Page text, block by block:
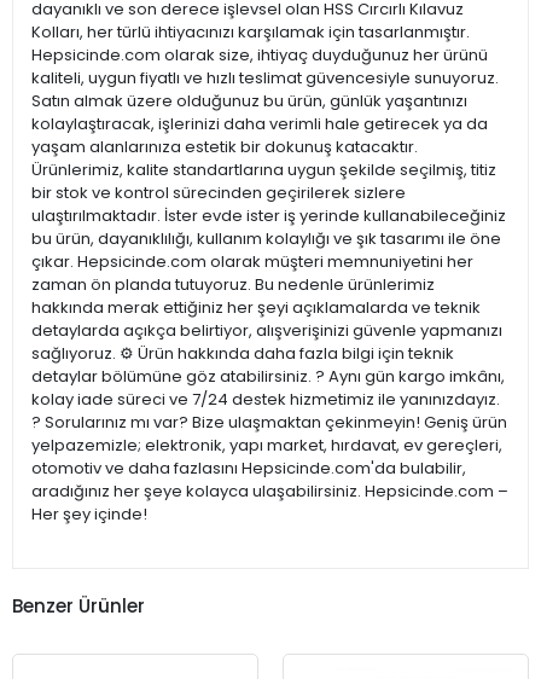
dayanıklı ve son derece işlevsel olan HSS Cırcırlı Kılavuz
Kolları, her türlü ihtiyacınızı karşılamak için tasarlanmıştır.
Hepsicinde.com olarak size, ihtiyaç duyduğunuz her ürünü
kaliteli, uygun fiyatlı ve hızlı teslimat güvencesiyle sunuyoruz.
Satın almak üzere olduğunuz bu ürün, günlük yaşantınızı
kolaylaştıracak, işlerinizi daha verimli hale getirecek ya da
yaşam alanlarınıza estetik bir dokunuş katacaktır.
Ürünlerimiz, kalite standartlarına uygun şekilde seçilmiş, titiz
bir stok ve kontrol sürecinden geçirilerek sizlere
ulaştırılmaktadır. İster evde ister iş yerinde kullanabileceğiniz
bu ürün, dayanıklılığı, kullanım kolaylığı ve şık tasarımı ile öne
çıkar. Hepsicinde.com olarak müşteri memnuniyetini her
zaman ön planda tutuyoruz. Bu nedenle ürünlerimiz
hakkında merak ettiğiniz her şeyi açıklamalarda ve teknik
detaylarda açıkça belirtiyor, alışverişinizi güvenle yapmanızı
sağlıyoruz. ⚙️ Ürün hakkında daha fazla bilgi için teknik
detaylar bölümüne göz atabilirsiniz. ? Aynı gün kargo imkânı,
kolay iade süreci ve 7/24 destek hizmetimiz ile yanınızdayız.
? Sorularınız mı var? Bize ulaşmaktan çekinmeyin! Geniş ürün
yelpazemizle; elektronik, yapı market, hırdavat, ev gereçleri,
otomotiv ve daha fazlasını Hepsicinde.com'da bulabilir,
aradığınız her şeye kolayca ulaşabilirsiniz. Hepsicinde.com –
Her şey içinde!
Benzer Ürünler